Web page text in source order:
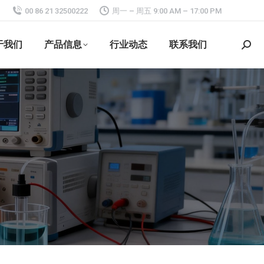
00 86 21 32500222 周一 – 周五 9:00 AM – 17:00 PM
我们 产品信息 行业动态 联系我们
搜